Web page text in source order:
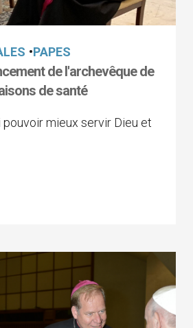
•PAPES
de l'archevêque de
de santé
pouvoir mieux servir Dieu et